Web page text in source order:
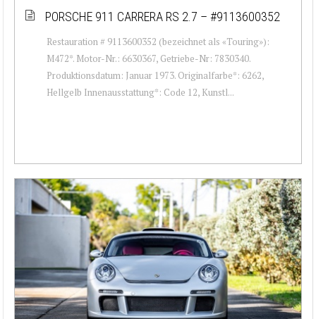
PORSCHE 911 CARRERA RS 2.7 – #9113600352
Restauration # 9113600352 (bezeichnet als «Touring»):
M472*. Motor-Nr.: 6630367, Getriebe-Nr: 7830340.
Produktionsdatum: Januar 1973. Originalfarbe*: 6262,
Hellgelb Innenausstattung*: Code 12, Kunstl...